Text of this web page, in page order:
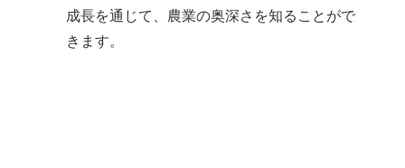
成長を通じて、農業の奥深さを知ることがで
きます。